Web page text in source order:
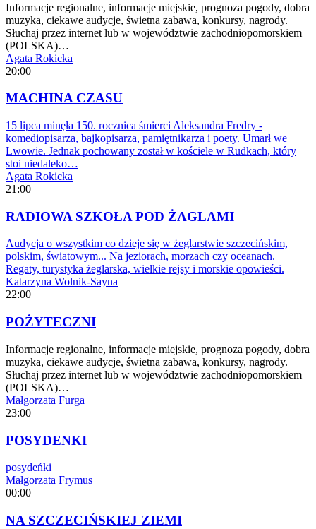
Informacje regionalne, informacje miejskie, prognoza pogody, dobra
muzyka, ciekawe audycje, świetna zabawa, konkursy, nagrody.
Słuchaj przez internet lub w województwie zachodniopomorskiem
(POLSKA)…
Agata Rokicka
20:00
MACHINA CZASU
15 lipca minęła 150. rocznica śmierci Aleksandra Fredry -
komediopisarza, bajkopisarza, pamiętnikarza i poety. Umarł we
Lwowie. Jednak pochowany został w kościele w Rudkach, który
stoi niedaleko…
Agata Rokicka
21:00
RADIOWA SZKOŁA POD ŻAGLAMI
Audycja o wszystkim co dzieje się w żeglarstwie szczecińskim,
polskim, światowym... Na jeziorach, morzach czy oceanach.
Regaty, turystyka żeglarska, wielkie rejsy i morskie opowieści.
Katarzyna Wolnik-Sayna
22:00
POŻYTECZNI
Informacje regionalne, informacje miejskie, prognoza pogody, dobra
muzyka, ciekawe audycje, świetna zabawa, konkursy, nagrody.
Słuchaj przez internet lub w województwie zachodniopomorskiem
(POLSKA)…
Małgorzata Furga
23:00
POSYDENKI
posydeńki
Małgorzata Frymus
00:00
NA SZCZECIŃSKIEJ ZIEMI